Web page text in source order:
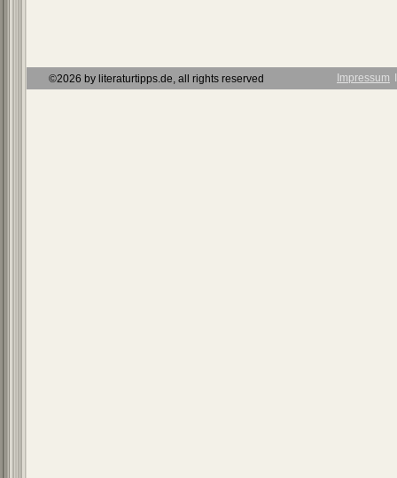
©2026 by literaturtipps.de, all rights reserved Impressum